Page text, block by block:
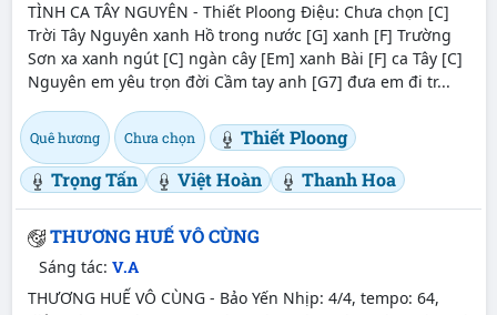
TÌNH CA TÂY NGUYÊN - Thiết Ploong Điệu: Chưa chọn [C]
Trời Tây Nguyên xanh Hồ trong nước [G] xanh [F] Trường
Sơn xa xanh ngút [C] ngàn cây [Em] xanh Bài [F] ca Tây [C]
Nguyên em yêu trọn đời Cầm tay anh [G7] đưa em đi tr...
Quê hương Chưa chọn
Thiết Ploong
Trọng Tấn
Việt Hoàn Thanh Hoa
THƯƠNG HUẾ VÔ CÙNG
Sáng tác: V.A
THƯƠNG HUẾ VÔ CÙNG - Bảo Yến Nhịp: 4/4, tempo: 64,